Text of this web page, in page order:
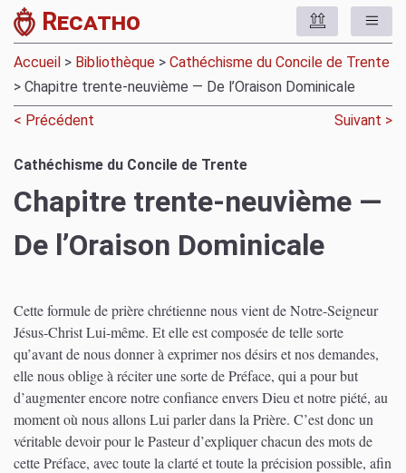
Recatho
Accueil > Bibliothèque > Cathéchisme du Concile de Trente
> Chapitre trente-neuvième — De l’Oraison Dominicale
< Précédent
Suivant >
Cathéchisme du Concile de Trente
Chapitre trente-neuvième —
De l’Oraison Dominicale
Cette formule de prière chrétienne nous vient de Notre-Seigneur
Jésus-Christ Lui-même. Et elle est composée de telle sorte
qu’avant de nous donner à exprimer nos désirs et nos demandes,
elle nous oblige à réciter une sorte de Préface, qui a pour but
d’augmenter encore notre confiance envers Dieu et notre piété, au
moment où nous allons Lui parler dans la Prière. C’est donc un
véritable devoir pour le Pasteur d’expliquer chacun des mots de
cette Préface, avec toute la clarté et toute la précision possible, afin